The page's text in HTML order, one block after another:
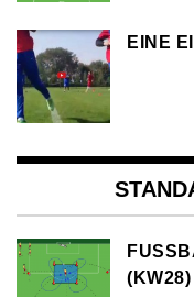
EINE
KW28)